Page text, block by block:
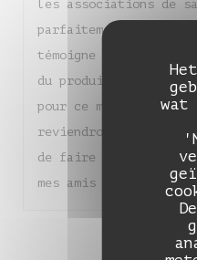
wat
les associations de
parfaitement
témoigne d'un réel
du produit. Un grand
pour ce moment de
reviendrons sans
de faire découvrir ce
mes amis !